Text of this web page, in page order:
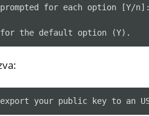
for each option [Y/n]: